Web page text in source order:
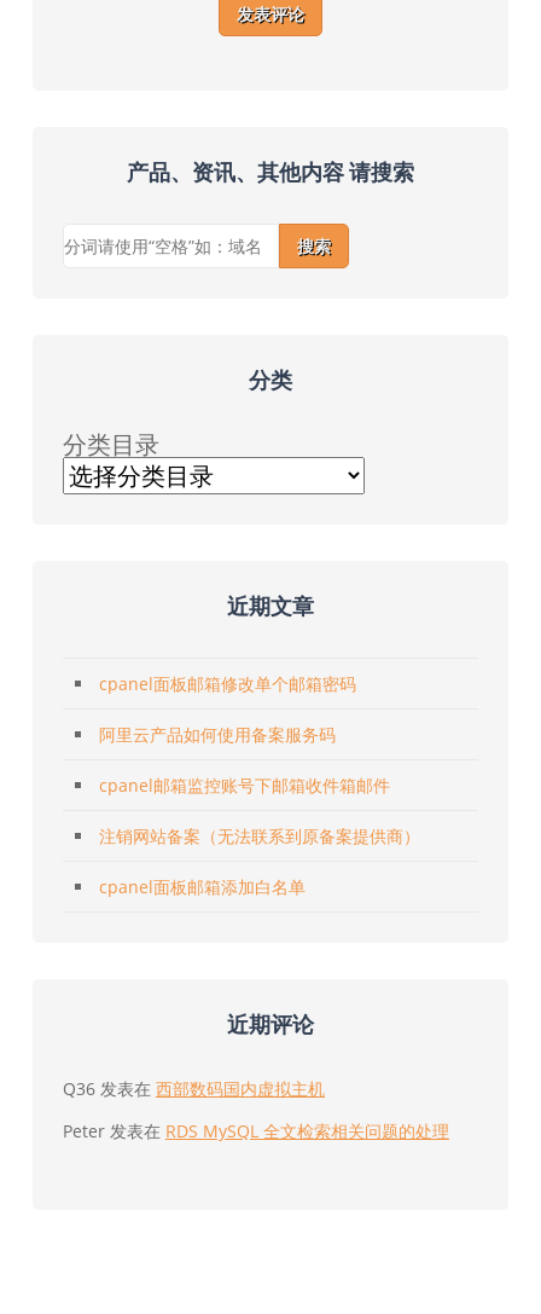
产品、资讯、其他内容 请搜索
搜索
分类
分类目录
近期文章
cpanel面板邮箱修改单个邮箱密码
阿里云产品如何使用备案服务码
cpanel邮箱监控账号下邮箱收件箱邮件
注销网站备案（无法联系到原备案提供商）
cpanel面板邮箱添加白名单
近期评论
Q36发表在 西部数码国内虚拟主机
Peter发表在 RDS MySQL 全文检索相关问题的处理